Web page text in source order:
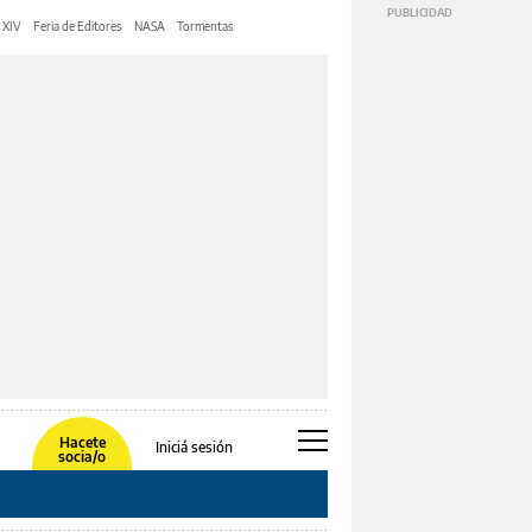
XIV Feria de Editores NASA Tormentas
Hacete
socia/o
Iniciá sesión